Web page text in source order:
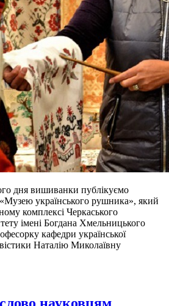
дня вишиванки публікуємо
українського рушника», який
комплексі Черкаського
імені Богдана Хмельницького
кафедри української
Наталію Миколаївну